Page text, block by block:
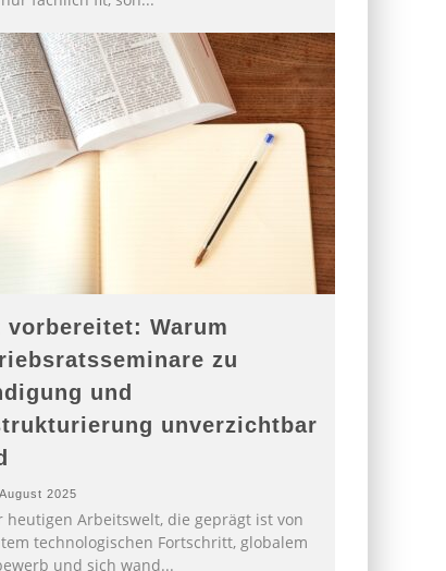
vorbereitet: Warum
zu
und
unverzichtbar
2025
heutigen Arbeitswelt, die geprägt ist von
technologischen Fortschritt, globalem
und sich wand...